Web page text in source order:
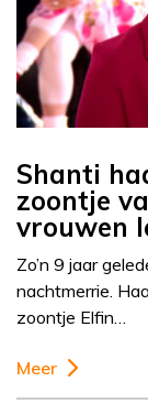
Shanti
zoontje
vrouwen
Zo’n 9 jaar
nachtmerrie.
zoontje Elfin…
Meer